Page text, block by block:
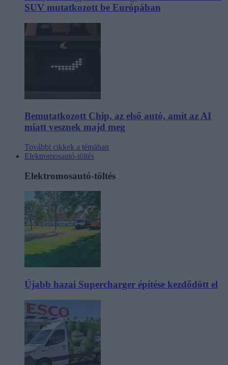
SUV mutatkozott be Európában
Bemutatkozott Chip, az első autó, amit az AI
miatt vesznek majd meg
További cikkek a témában
Elektromosautó-töltés
Elektromosautó-töltés
Újabb hazai Supercharger építése kezdődött el